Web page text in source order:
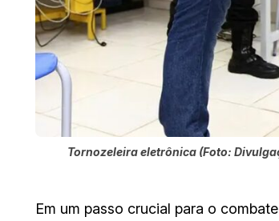
Tornozeleira eletrônica (Foto:
Em um passo crucial para o